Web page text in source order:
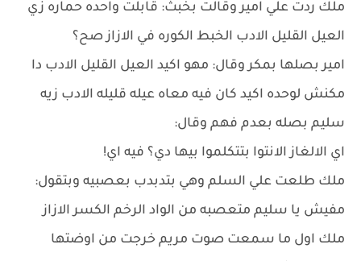
ملك ردت علي امير وقالت بخبث: قابلت واحده حماره زي
العيل القليل الادب الخبط الكوره في الازاز صح؟
امير بصلها بمكر وقال: مهو اكيد العيل القليل الادب دا
مكنش لوحده اكيد كان فيه معاه عيله قليله الادب زيه
سليم بصله بعدم فهم وقال:
اي الالغاز الانتوا بتتكلموا بيها دي؟ فيه اي!
ملك طلعت علي السلم وهي بتدبدب بعصبيه وبتقول:
مفيش يا سليم متعصبه من الواد الرخم الكسر الازاز
ملك اول ما سمعت صوت مريم خرجت من اوضتها